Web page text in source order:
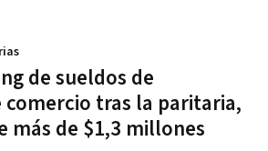
de sueldos de
comercio tras la paritaria,
más de $1,3 millones